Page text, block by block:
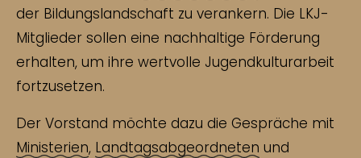
der Bildungslandschaft zu verankern. Die LKJ-
Mitglieder sollen eine nachhaltige Förderung
erhalten, um ihre wertvolle Jugendkulturarbeit
fortzusetzen.
Der Vorstand möchte dazu die Gespräche mit
Ministerien, Landtagsabgeordneten und